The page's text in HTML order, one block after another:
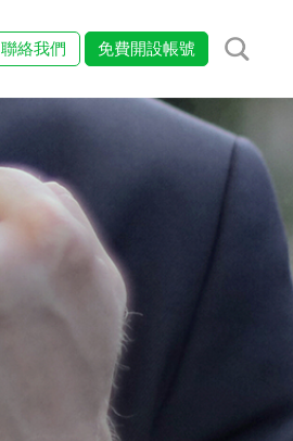
聯絡我們 免費開設帳號